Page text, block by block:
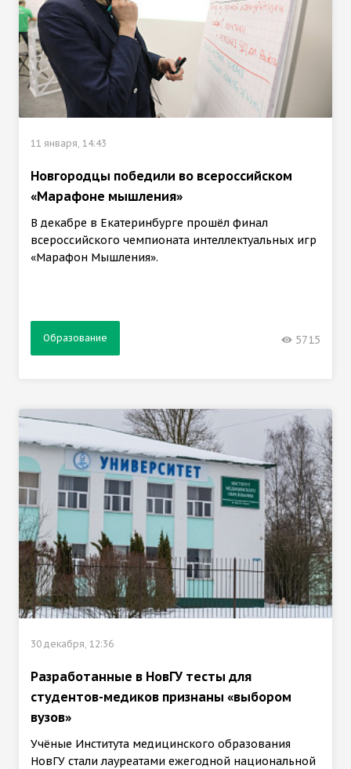
11 января, 14:43
Новгородцы победили во всероссийском
«Марафоне мышления»
В декабре в Екатеринбурге прошёл финал
всероссийского чемпионата интеллектуальных игр
«Марафон Мышления».
Образование 5715
30 декабря, 12:36
Разработанные в НовГУ тесты для
студентов-медиков признаны «выбором
вузов»
Учёные Института медицинского образования
НовГУ стали лауреатами ежегодной национальной